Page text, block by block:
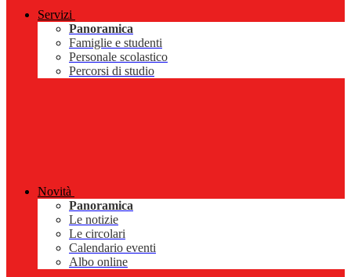
Servizi
Panoramica
Famiglie e studenti
Personale scolastico
Percorsi di studio
Novità
Panoramica
Le notizie
Le circolari
Calendario eventi
Albo online